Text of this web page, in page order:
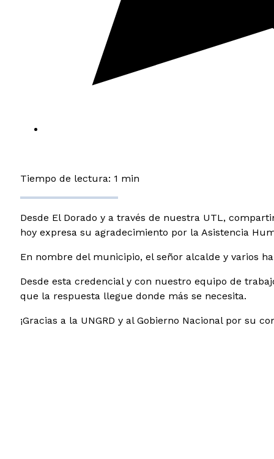
Tiempo de lectura: 1 min
Desde El Dorado y a través de nuestra UTL,
hoy expresa su agradecimiento por la Asistencia
En nombre del municipio, el señor alcalde y varios
Desde esta credencial y con nuestro equipo de
que la respuesta llegue donde más se necesita.
¡Gracias a la UNGRD y al Gobierno Nacional por su